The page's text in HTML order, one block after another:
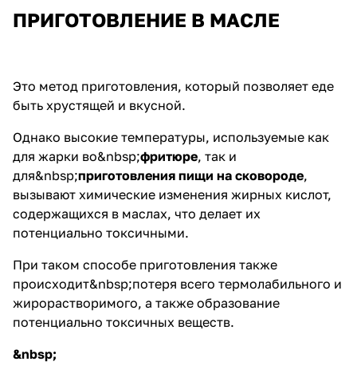
ПРИГОТОВЛЕНИЕ В МАСЛЕ
Это метод приготовления, который позволяет еде
быть хрустящей и вкусной.
Однако высокие температуры, используемые как
для жарки во&nbsp;фритюре, так и
для&nbsp;приготовления пищи на сковороде,
вызывают химические изменения жирных кислот,
содержащихся в маслах, что делает их
потенциально токсичными.
При таком способе приготовления также
происходит&nbsp;потеря всего термолабильного и
жирорастворимого, а также образование
потенциально токсичных веществ.
&nbsp;